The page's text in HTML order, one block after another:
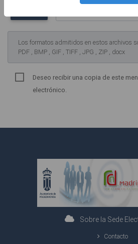
Los formatos admitidos en estos archivos
PDF , BMP , GIF , TIFF , JPG , ZIP , docx
Deseo recibir una copia de este
electrónico.
Sobre la Sede
Contacto